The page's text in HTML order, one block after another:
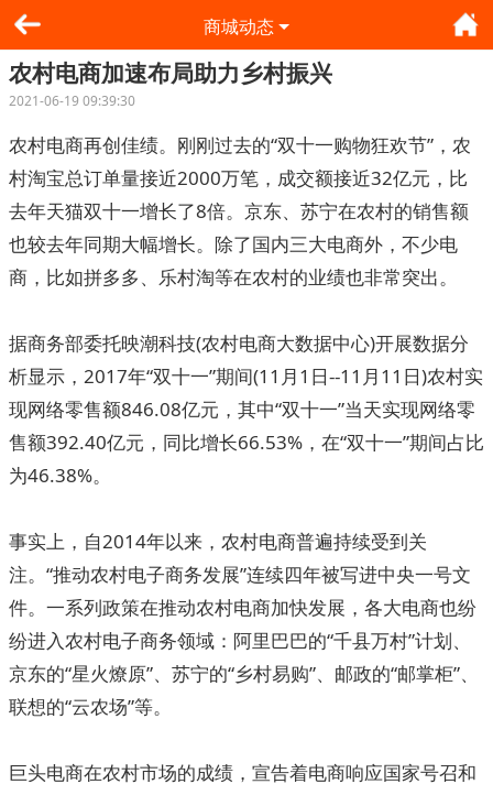
商城动态
农村电商加速布局助力乡村振兴
2021-06-19 09:39:30
农村电商再创佳绩。刚刚过去的“双十一购物狂欢节”，农
村淘宝总订单量接近2000万笔，成交额接近32亿元，比
去年天猫双十一增长了8倍。京东、苏宁在农村的销售额
也较去年同期大幅增长。除了国内三大电商外，不少电
商，比如拼多多、乐村淘等在农村的业绩也非常突出。
据商务部委托映潮科技(农村电商大数据中心)开展数据分
析显示，2017年“双十一”期间(11月1日--11月11日)农村实
现网络零售额846.08亿元，其中“双十一”当天实现网络零
售额392.40亿元，同比增长66.53%，在“双十一”期间占比
为46.38%。
事实上，自2014年以来，农村电商普遍持续受到关
注。“推动农村电子商务发展”连续四年被写进中央一号文
件。一系列政策在推动农村电商加快发展，各大电商也纷
纷进入农村电子商务领域：阿里巴巴的“千县万村”计划、
京东的“星火燎原”、苏宁的“乡村易购”、邮政的“邮掌柜”、
联想的“云农场”等。
巨头电商在农村市场的成绩，宣告着电商响应国家号召和